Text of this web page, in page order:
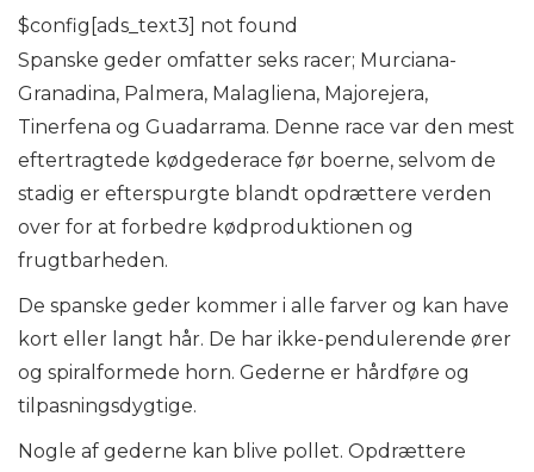
$config[ads_text3] not found
Spanske geder omfatter seks racer; Murciana-
Granadina, Palmera, Malagliena, Majorejera,
Tinerfena og Guadarrama. Denne race var den mest
eftertragtede kødgederace før boerne, selvom de
stadig er efterspurgte blandt opdrættere verden
over for at forbedre kødproduktionen og
frugtbarheden.
De spanske geder kommer i alle farver og kan have
kort eller langt hår. De har ikke-pendulerende ører
og spiralformede horn. Gederne er hårdføre og
tilpasningsdygtige.
Nogle af gederne kan blive pollet. Opdrættere